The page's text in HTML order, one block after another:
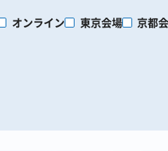
オンライン 東京会場 京都